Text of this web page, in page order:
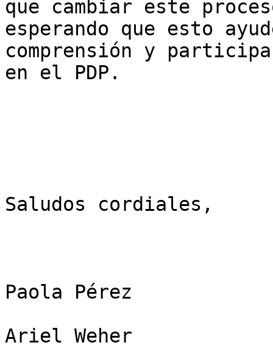
que cambiar este
esperando que esto
comprensión y
en el PDP.
Saludos cordiales,
Paola Pérez
Ariel Weher